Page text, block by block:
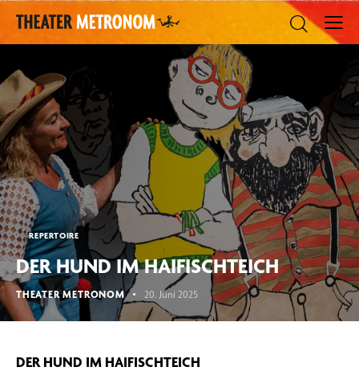
REPERTOIRE
DER HUND IM HAIFISCHTEICH
THEATER METRONOM 20. Juni 2025
DER HUND IM HAIFISCHTEICH